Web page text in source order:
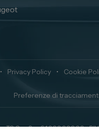
• Privacy Policy • Cookie
Preferenze di
TO Cap. Soc. € 1.000.000,00 -